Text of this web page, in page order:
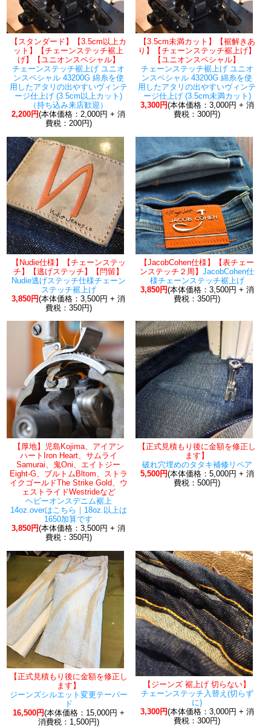
【スタンダード】【3.5cm以上カ
ット】【チェーンステッチ裾上
げ】【ユニオンスペシャル】
チェーンステッチ裾上げ ユニオ
ンスペシャル 43200G 綿糸を使
用したアタリの出やすいヴィンテ
ージ仕上げ (3.5cm以上カット)
（持ち込み来店歓迎）
2,200円(本体価格：2,000円 + 消
費税：200円)
【3.5cm未満カット】【裾解きあ
り】【チェーンステッチ裾上げ】
【ユニオンスペシャル】
チェーンステッチ裾上げ ユニオ
ンスペシャル 43200G 綿糸を使
用したアタリの出やすいヴィンテ
ージ仕上げ (3.5cm未満カット)
3,300円(本体価格：3,000円 + 消
費税：300円)
【Nudie仕様】【チェーンステッ
チ】【逃げステッチ】【閂留】
Nudie逃げステッチ仕様チェーン
ステッチ裾上げ
3,850円(本体価格：3,500円 + 消
費税：350円)
【JacobCohen仕様】【表チェー
ンステッチ２周】JacobCohen仕
様チェーンステッチ裾上げ
3,850円(本体価格：3,500円 + 消
費税：350円)
【厚地】児島Kojima、アイアン
ハートIron Heart、サムライ
Samurai、鬼Oni、エイトジー
Eight-G、ブルトムBltom、ストラ
イクゴールドThe Strike Gold、ウ
ェストライドWestrideなど
ヘビーオンスデニム裾上
14oz.overはこちら｜18oz.以上は
1650加算です
3,850円(本体価格：3,500円 + 消
費税：350円)
【正式見積もり後に金額を修正し
ます】
破れ穴埋めのタタキ補修リペア
5,500円(本体価格：5,000円 + 消
費税：500円)
【正式見積もり後に金額を修正し
ます】
ジーンズシルエット変更テーパー
ド
16,500円(本体価格：15,000円 +
消費税：1,500円)
【ジーンズ 裾上げ 切らない】
チェーンステッチ入替え(切らず
に)
3,300円(本体価格：3,000円 + 消
費税：300円)